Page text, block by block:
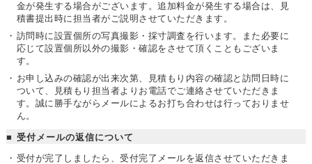
金が発生する場合がございます。追加料金が発生する場合は、見
積書提出時に担当者がご説明させていただきます。
訪問時に設置個所の写真撮影・採寸調査を行います。また必要に
応じて設置個所以外の撮影・確認をさせて頂くこともございま
す。
お申し込みの確認が出来次第、見積もり内容の確認と訪問日時に
ついて、見積もり担当者よりお電話でご連絡させていただきま
す。 誠に勝手ながらメールによるお打ち合わせは行っておりませ
ん。
受付メールの返信について
受付が完了しましたら、受付完了メールを返信させていただきま